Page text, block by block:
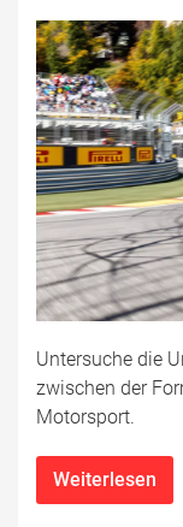
Untersuche die
zwischen der
Motorsport.
Weiterlesen